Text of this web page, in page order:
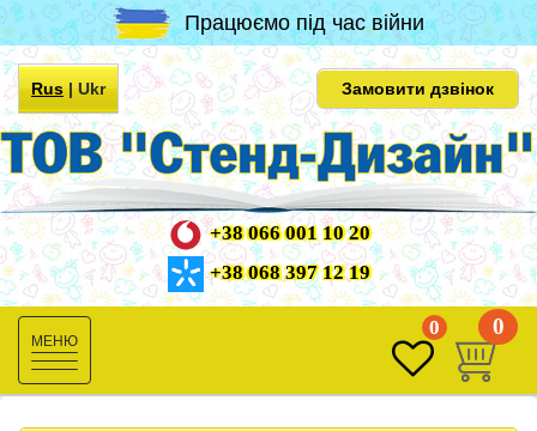
Працюємо під час війни
Rus|Ukr Замовити дзвінок
+38 066 001 10 20
+38 068 397 12 19
Toggle
navigation
0 0